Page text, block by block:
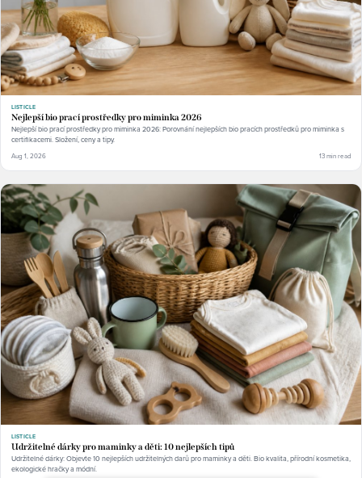
LISTICLE
Nejlepší bio prací prostředky pro miminka 2026
Nejlepší bio prací prostředky pro miminka 2026: Porovnání nejlepších bio pracích prostředků pro miminka s
certifikacemi. Složení, ceny a tipy.
Aug 1, 2026 13 min read
LISTICLE
Udržitelné dárky pro maminky a děti: 10 nejlepších tipů
Udržitelné dárky: Objevte 10 nejlepších udržitelných darů pro maminky a děti. Bio kvalita, přírodní kosmetika,
ekologické hračky a módní.